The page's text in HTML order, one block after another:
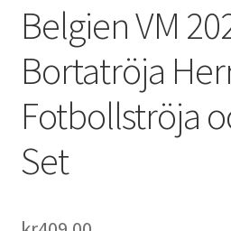
Belgien VM
Bortatröja
Fotbollströja
Set